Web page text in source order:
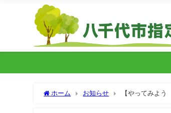
ホーム お知らせ 【やってみよ